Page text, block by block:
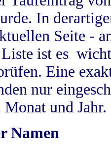
In
Seite -
ist es
Eine
nur
und Jahr.
Namen